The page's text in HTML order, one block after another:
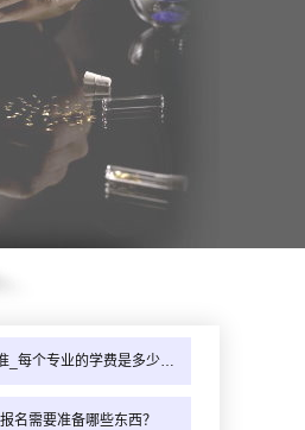
_每个专业的学费是多少…
名需要准备哪些东西？